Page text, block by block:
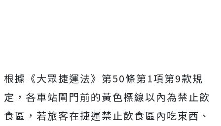
根據《大眾捷運法》第50條第1項第9款規
定，各車站閘門前的黃色標線以內為禁止飲
食區，若旅客在捷運禁止飲食區內吃東西、